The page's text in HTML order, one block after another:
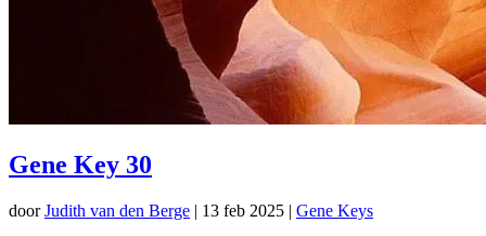
Gene Key 30
doorJudith van den Berge | 13 feb 2025 | Gene Keys